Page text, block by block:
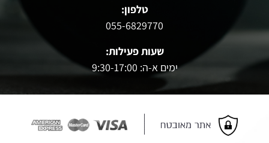
טלפון:
055-6829770
שעות פעילות:
ימים א-ה: 9:30-17:00